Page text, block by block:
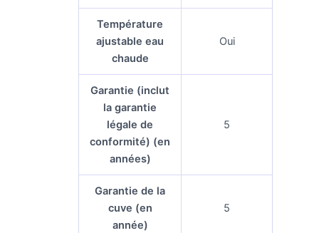
Température
ajustable eau
chaude
Oui
Garantie (inclut
la garantie
légale de
conformité) (en
années)
5
Garantie de la
cuve (en
année)
5